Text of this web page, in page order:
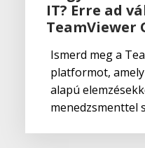
IT? Erre ad
TeamViewer
Ismerd meg a
platformot,
alapú
menedzsmenttel